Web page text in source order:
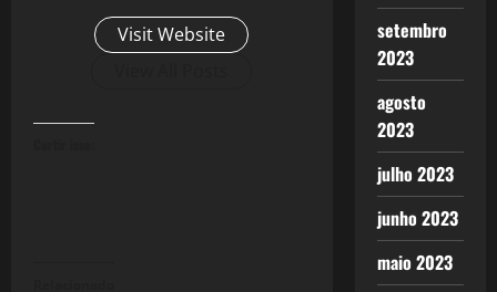
Visit Website
setembro
2023
agosto
2023
julho 2023
junho 2023
maio 2023